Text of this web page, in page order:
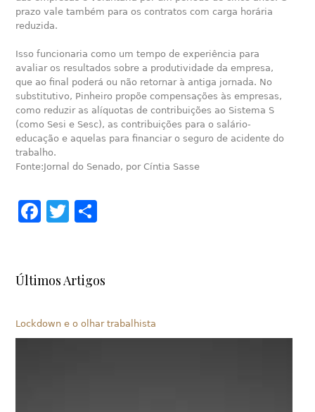
prazo vale também para os contratos com carga horária
reduzida.
Isso funcionaria como um tempo de experiência para
avaliar os resultados sobre a produtividade da empresa,
que ao final poderá ou não retornar à antiga jornada. No
substitutivo, Pinheiro propõe compensações às empresas,
como reduzir as alíquotas de contribuições ao Sistema S
(como Sesi e Sesc), as contribuições para o salário-
educação e aquelas para financiar o seguro de acidente do
trabalho.
Fonte:Jornal do Senado, por Cíntia Sasse
Facebook
Twitter
Últimos Artigos
Lockdown e o olhar trabalhista